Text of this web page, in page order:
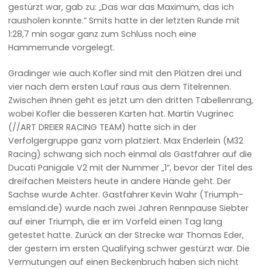
gestürzt war, gab zu: „Das war das Maximum, das ich
rausholen konnte.“ Smits hatte in der letzten Runde mit
1:28,7 min sogar ganz zum Schluss noch eine
Hammerrunde vorgelegt.
Gradinger wie auch Kofler sind mit den Plätzen drei und
vier nach dem ersten Lauf raus aus dem Titelrennen.
Zwischen ihnen geht es jetzt um den dritten Tabellenrang,
wobei Kofler die besseren Karten hat. Martin Vugrinec
(//ART DREIER RACING TEAM) hatte sich in der
Verfolgergruppe ganz vorn platziert. Max Enderlein (M32
Racing) schwang sich noch einmal als Gastfahrer auf die
Ducati Panigale V2 mit der Nummer „1“, bevor der Titel des
dreifachen Meisters heute in andere Hände geht. Der
Sachse wurde Achter. Gastfahrer Kevin Wahr (Triumph-
emsland.de) wurde nach zwei Jahren Rennpause Siebter
auf einer Triumph, die er im Vorfeld einen Tag lang
getestet hatte. Zurück an der Strecke war Thomas Eder,
der gestern im ersten Qualifying schwer gestürzt war. Die
Vermutungen auf einen Beckenbruch haben sich nicht